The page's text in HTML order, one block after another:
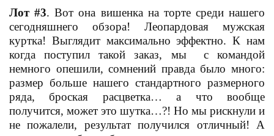
Лот #3. Вот она вишенка на торте среди нашего
сегодняшнего обзора! Леопардовая мужская
куртка! Выглядит максимально эффектно. К нам
когда поступил такой заказ, мы с командой
немного опешили, сомнений правда было много:
размер больше нашего стандартного размерного
ряда, броская расцветка… а что вообще
получится, может это шутка…?! Но мы рискнули и
не пожалели, результат получился отличный! А